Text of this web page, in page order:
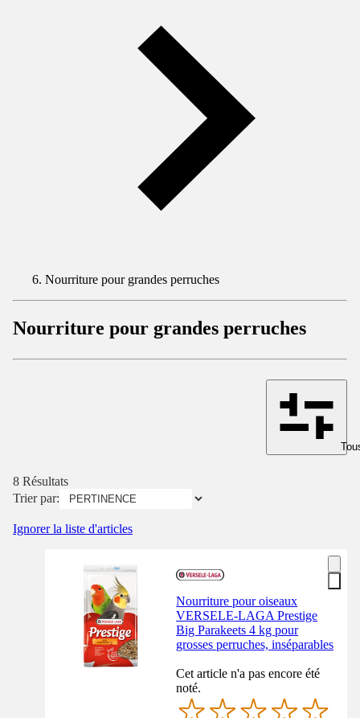
Nourriture pour grandes perruches
Nourriture pour grandes perruches
8 Résultats
Trier par:
Ignorer la liste d'articles
Nourriture pour oiseaux
VERSELE-LAGA Prestige
Big Parakeets 4 kg pour
grosses perruches, inséparables
Cet article n'a pas encore été
noté.